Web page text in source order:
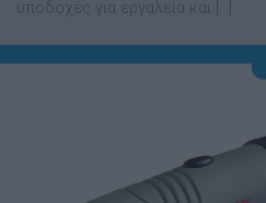
υποδοχές για εργαλεία και […]